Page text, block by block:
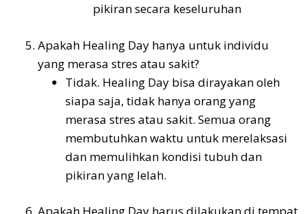
pikiran secara keseluruhan
Apakah Healing Day hanya untuk individu
yang merasa stres atau sakit?
Tidak. Healing Day bisa dirayakan oleh
siapa saja, tidak hanya orang yang
merasa stres atau sakit. Semua orang
membutuhkan waktu untuk merelaksasi
dan memulihkan kondisi tubuh dan
pikiran yang lelah.